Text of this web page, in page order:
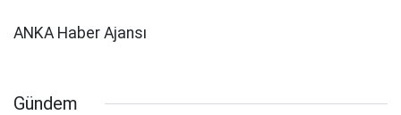
ANKA Haber Ajansı
Gündem